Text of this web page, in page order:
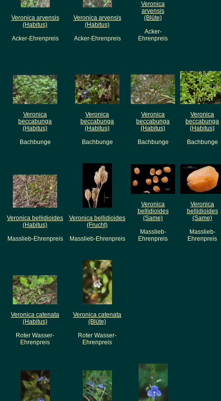
Veronica arvensis
(Habitus)
Acker-Ehrenpreis
Veronica arvensis
(Habitus)
Acker-Ehrenpreis
Veronica
arvensis
(Blüte)
Acker-
Ehrenpreis
Veronica
beccabunga
(Habitus)
Bachbunge
Veronica
beccabunga
(Habitus)
Bachbunge
Veronica
beccabunga
(Habitus)
Bachbunge
Veronica
beccabunga
(Habitus)
Bachbunge
Veronica bellidioides
(Habitus)
Masslieb-Ehrenpreis
Veronica bellidioides
(Frucht)
Masslieb-Ehrenpreis
Veronica
bellidioides
(Same)
Masslieb-
Ehrenpreis
Veronica
bellidioides
(Same)
Masslieb-
Ehrenpreis
Veronica catenata
(Habitus)
Roter Wasser-
Ehrenpreis
Veronica catenata
(Blüte)
Roter Wasser-
Ehrenpreis